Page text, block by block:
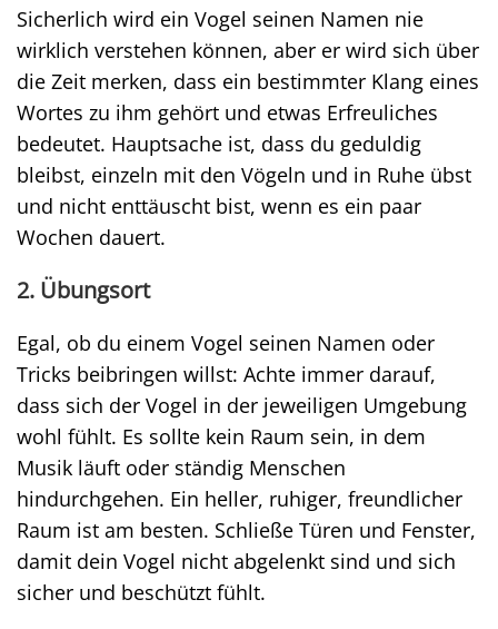
Sicherlich wird ein Vogel seinen Namen nie
wirklich verstehen können, aber er wird sich über
die Zeit merken, dass ein bestimmter Klang eines
Wortes zu ihm gehört und etwas Erfreuliches
bedeutet. Hauptsache ist, dass du geduldig
bleibst, einzeln mit den Vögeln und in Ruhe übst
und nicht enttäuscht bist, wenn es ein paar
Wochen dauert.
2. Übungsort
Egal, ob du einem Vogel seinen Namen oder
Tricks beibringen willst: Achte immer darauf,
dass sich der Vogel in der jeweiligen Umgebung
wohl fühlt. Es sollte kein Raum sein, in dem
Musik läuft oder ständig Menschen
hindurchgehen. Ein heller, ruhiger, freundlicher
Raum ist am besten. Schließe Türen und Fenster,
damit dein Vogel nicht abgelenkt sind und sich
sicher und beschützt fühlt.